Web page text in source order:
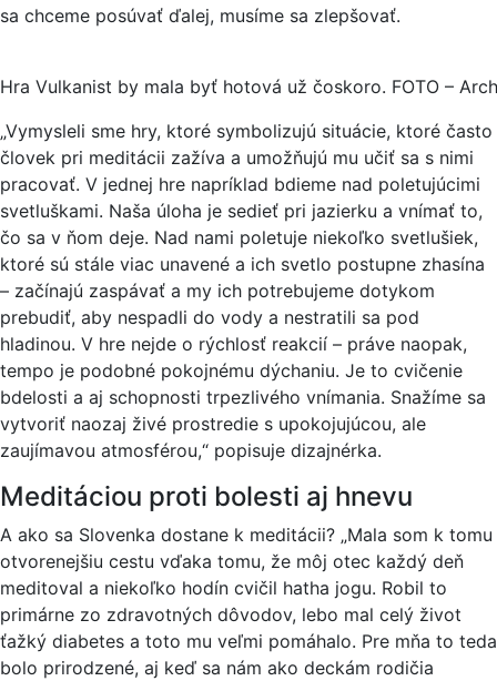
sa chceme posúvať ďalej, musíme sa zlepšovať.
Hra Vulkanist by mala byť hotová už čoskoro. FOTO –
„Vymysleli sme hry, ktoré symbolizujú situácie, ktoré často
človek pri meditácii zažíva a umožňujú mu učiť sa s nimi
pracovať. V jednej hre napríklad bdieme nad poletujúcimi
svetluškami. Naša úloha je sedieť pri jazierku a vnímať to,
čo sa v ňom deje. Nad nami poletuje niekoľko svetlušiek,
ktoré sú stále viac unavené a ich svetlo postupne zhasína
– začínajú zaspávať a my ich potrebujeme dotykom
prebudiť, aby nespadli do vody a nestratili sa pod
hladinou. V hre nejde o rýchlosť reakcií – práve naopak,
tempo je podobné pokojnému dýchaniu. Je to cvičenie
bdelosti a aj schopnosti trpezlivého vnímania. Snažíme sa
vytvoriť naozaj živé prostredie s upokojujúcou, ale
zaujímavou atmosférou,“ popisuje dizajnérka.
Meditáciou proti bolesti aj hnevu
A ako sa Slovenka dostane k meditácii? „Mala som k tomu
otvorenejšiu cestu vďaka tomu, že môj otec každý deň
meditoval a niekoľko hodín cvičil hatha jogu. Robil to
primárne zo zdravotných dôvodov, lebo mal celý život
ťažký diabetes a toto mu veľmi pomáhalo. Pre mňa to teda
bolo prirodzené, aj keď sa nám ako deckám rodičia